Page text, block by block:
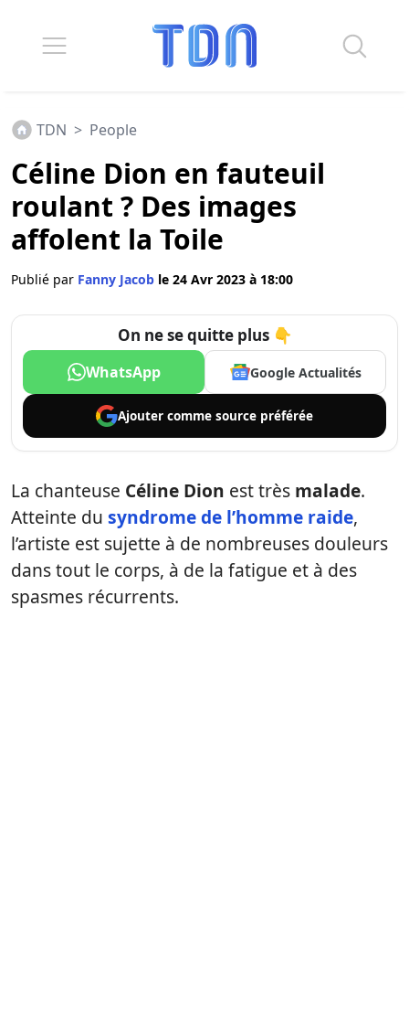
TDN > People
Céline Dion en fauteuil
roulant ? Des images
affolent la Toile
Publié par Fanny Jacob le 24 Avr 2023 à 18:00
On ne se quitte plus 👇
WhatsApp Google Actualités
Ajouter comme source préférée
La chanteuse Céline Dion est très malade.
Atteinte du syndrome de l’homme raide,
l’artiste est sujette à de nombreuses douleurs
dans tout le corps, à de la fatigue et à des
spasmes récurrents.